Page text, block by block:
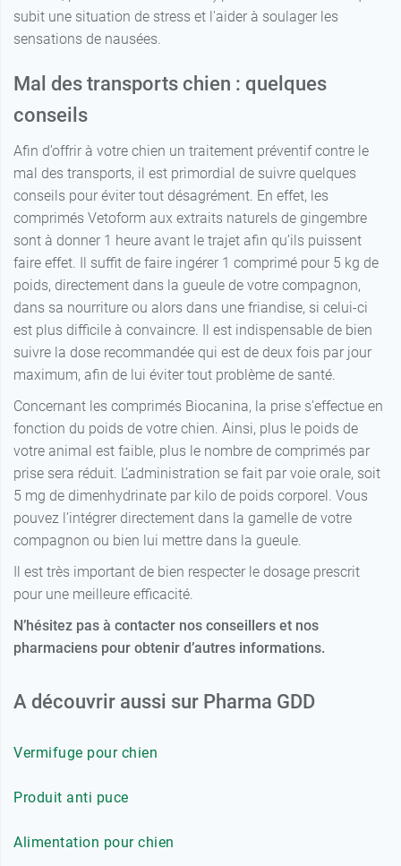
subit une situation de stress et l'aider à soulager les
sensations de nausées.
Mal des transports chien : quelques
conseils
Afin d’offrir à votre chien un traitement préventif contre le
mal des transports, il est primordial de suivre quelques
conseils pour éviter tout désagrément. En effet, les
comprimés Vetoform aux extraits naturels de gingembre
sont à donner 1 heure avant le trajet afin qu’ils puissent
faire effet. Il suffit de faire ingérer 1 comprimé pour 5 kg de
poids, directement dans la gueule de votre compagnon,
dans sa nourriture ou alors dans une friandise, si celui-ci
est plus difficile à convaincre. Il est indispensable de bien
suivre la dose recommandée qui est de deux fois par jour
maximum, afin de lui éviter tout problème de santé.
Concernant les comprimés Biocanina, la prise s’effectue en
fonction du poids de votre chien. Ainsi, plus le poids de
votre animal est faible, plus le nombre de comprimés par
prise sera réduit. L’administration se fait par voie orale, soit
5 mg de dimenhydrinate par kilo de poids corporel. Vous
pouvez l’intégrer directement dans la gamelle de votre
compagnon ou bien lui mettre dans la gueule.
Il est très important de bien respecter le dosage prescrit
pour une meilleure efficacité.
N’hésitez pas à contacter nos conseillers et nos
pharmaciens pour obtenir d’autres informations.
A découvrir aussi sur Pharma GDD
Vermifuge pour chien
Produit anti puce
Alimentation pour chien